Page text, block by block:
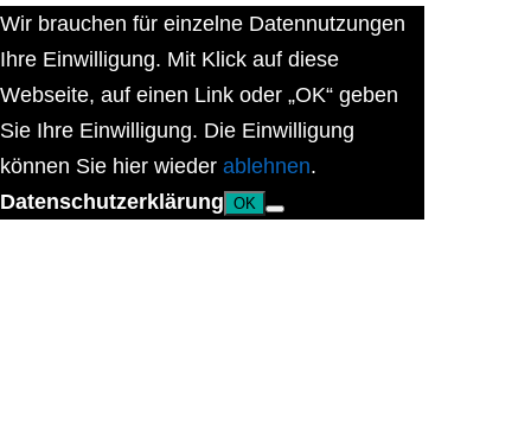
Wir brauchen für einzelne Datennutzungen
Ihre Einwilligung. Mit Klick auf diese
Webseite, auf einen Link oder „OK“ geben
Sie Ihre Einwilligung. Die Einwilligung
können Sie hier wieder ablehnen.
Datenschutzerklärung OK